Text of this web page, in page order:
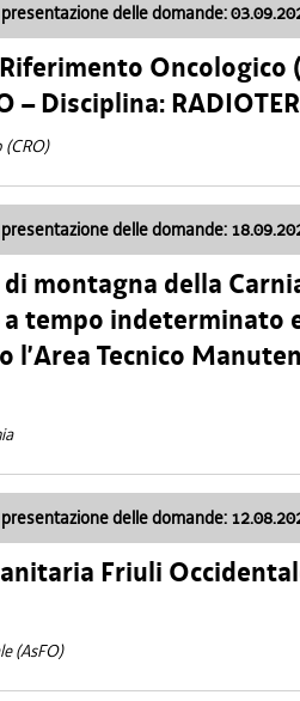
delle domande:
Oncologico
– Disciplina:
delle domande:
montagna della
a tempo indeterminato
l’Area Tecnico
delle domande:
Friuli
(AsFO)